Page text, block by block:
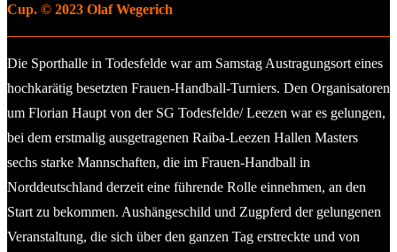
Cup. © 2023 Olaf Wegerich
Die Sporthalle in Todesfelde war am Samstag Austragungsort eines
hochkarätig besetzten Frauen-Handball-Turniers. Den Organisatoren
um Florian Haupt von der SG Todesfelde/ Leezen war es gelungen,
bei dem erstmalig ausgetragenen Raiba-Leezen Hallen Masters
sechs starke Mannschaften, die im Frauen-Handball in
Norddeutschland derzeit eine führende Rolle einnehmen, an den
Start zu bekommen. Aushängeschild und Zugpferd der gelungenen
Veranstaltung, die sich über den ganzen Tag erstreckte und von